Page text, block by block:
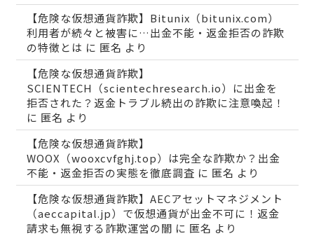
【危険な仮想通貨詐欺】Bitunix（bitunix.com）
利用者が続々と被害に…出金不能・返金拒否の詐欺
の特徴とは に 匿名 より
【危険な仮想通貨詐欺】
SCIENTECH（scientechresearch.io）に出金を
拒否された？返金トラブル続出の詐欺に注意喚起！
に 匿名 より
【危険な仮想通貨詐欺】
WOOX（wooxcvfghj.top）は完全な詐欺か？出金
不能・返金拒否の実態を徹底調査 に 匿名 より
【危険な仮想通貨詐欺】AECアセットマネジメント
（aeccapital.jp）で仮想通貨が出金不可に！返金
請求も無視する詐欺運営の闇 に 匿名 より